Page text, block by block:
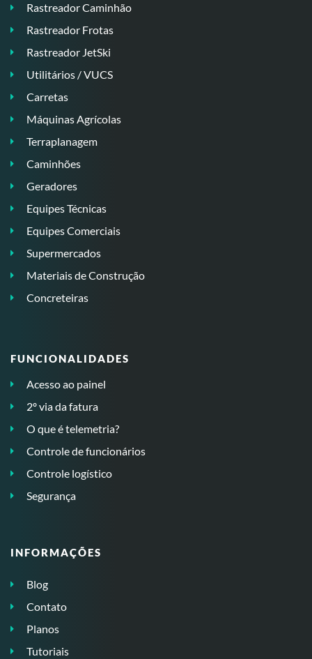
Rastreador Caminhão
Rastreador Frotas
Rastreador JetSki
Utilitários / VUCS
Carretas
Máquinas Agrícolas
Terraplanagem
Caminhões
Geradores
Equipes Técnicas
Equipes Comerciais
Supermercados
Materiais de Construção
Concreteiras
FUNCIONALIDADES
Acesso ao painel
2º via da fatura
O que é telemetria?
Controle de funcionários
Controle logístico
Segurança
INFORMAÇÕES
Blog
Contato
Planos
Tutoriais